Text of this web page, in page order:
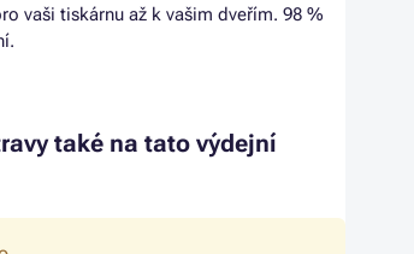
vaši tiskárnu až k vašim dveřím. 98 %
také na tato výdejní